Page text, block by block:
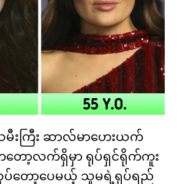
မီးကြီး ဆာလ်မာဟေးယက်
ကတော့လက်ရှိမှာ ရုပ်ရှင်ရိုက်ကူး
တော့ပေမယ့် သူမရဲ့ရုပ်ရည်